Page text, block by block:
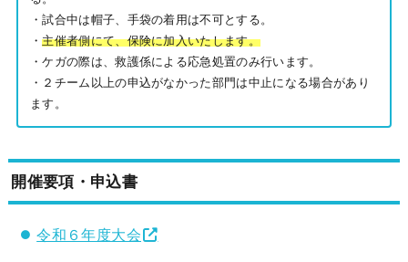
・試合中は帽子、手袋の着用は不可とする。
・主催者側にて、保険に加入いたします。
・ケガの際は、救護係による応急処置のみ行います。
・２チーム以上の申込がなかった部門は中止になる場合があり
ます。
開催要項・申込書
令和６年度大会